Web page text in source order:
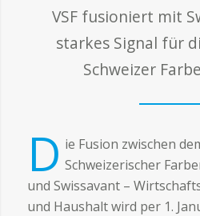
VSF fusioniert mit
starkes Signal für
Schweizer
D ie Fusion zwischen
Schweizerischer
und Swissavant –
und Haushalt wird per 1.